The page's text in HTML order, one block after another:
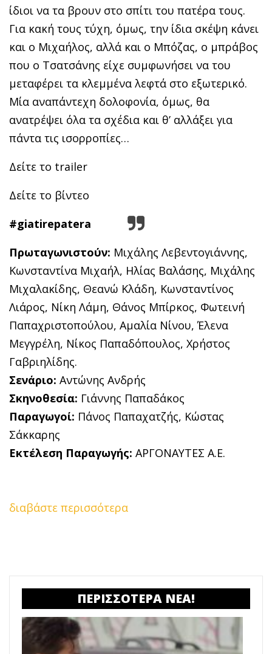
ίδιοι να τα βρουν στο σπίτι του πατέρα τους.
Για κακή τους τύχη, όμως, την ίδια σκέψη κάνει
και ο Μιχαήλος, αλλά και ο Μπόζας, ο μπράβος
που ο Τσατσάνης είχε συμφωνήσει να του
μεταφέρει τα κλεμμένα λεφτά στο εξωτερικό.
Μία αναπάντεχη δολοφονία, όμως, θα
ανατρέψει όλα τα σχέδια και θ’ αλλάξει για
πάντα τις ισορροπίες…
Δείτε το trailer
Δείτε το βίντεο
#giatirepatera
Πρωταγωνιστούν: Μιχάλης Λεβεντογιάννης,
Κωνσταντίνα Μιχαήλ, Ηλίας Βαλάσης, Μιχάλης
Μιχαλακίδης, Θεανώ Κλάδη, Κωνσταντίνος
Λιάρος, Νίκη Λάμη, Θάνος Μπίρκος, Φωτεινή
Παπαχριστοπούλου, Αμαλία Νίνου, Έλενα
Μεγγρέλη, Νίκος Παπαδόπουλος, Χρήστος
Γαβριηλίδης.
Σενάριο: Αντώνης Ανδρής
Σκηνοθεσία: Γιάννης Παπαδάκος
Παραγωγοί: Πάνος Παπαχατζής, Κώστας
Σάκκαρης
Εκτέλεση Παραγωγής: ΑΡΓΟΝΑΥΤΕΣ Α.Ε.
διαβάστε περισσότερα
ΠΕΡΙΣΣΟΤΕΡΑ ΝΕΑ!